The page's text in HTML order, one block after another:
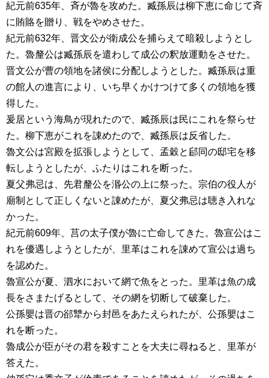
紀元前635年、斉が魯を攻めた。臧孫辰は柳下恵に命じて斉
に賄賂を贈り、戦をやめさせた。
紀元前632年、晋文公が衛成公を捕らえて暗殺しようとし
た。魯釐公は臧孫辰を遣わして成公の釈放運動をさせた。
晋文公が曹の領地を諸侯に分配しようとした。臧孫辰は重
の館人の進言により、いち早くかけつけて多くの領地を獲
得した。
爰居という海鳥が現れたので、臧孫辰は民にこれを祭らせ
た。柳下恵がこれを諌めたので、臧孫辰は反省した。
魯文公は宮殿を拡張しようとして、孟穀と郈同の邸宅を移
転しようとしたが、ふたりはこれを断った。
夏父弗忌は、先君釐公を湣公の上に祭った。宗伯の役人が
廟制として正しくないと諌めたが、夏父弗忌は聴き入れな
かった。
紀元前609年、莒の太子僕が魯に亡命してきた。魯宣公はこ
れを優遇しようとしたが、里革はこれを諌めて宣公は過ち
を認めた。
魯宣公が夏、泗水において網で魚をとった。里革は魚の成
長をさまたげるとして、その網を切断して破棄した。
公孫嬰は晋の郤犨から封邑をあたえられたが、公孫嬰はこ
れを断った。
魯成公が臣がその君を殺すことを大夫に尋ねると、里革が
答えた。